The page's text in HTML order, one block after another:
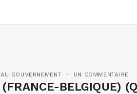
GOUVERNEMENT UN COMMENTAIRE
BELGIQUE)